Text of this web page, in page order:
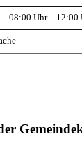
08:00 Uhr – 12:00